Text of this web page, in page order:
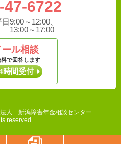
47-6722
9:00～12:00、
13:00～17:00
ル相談
で回答します
時間受付
人 新潟障害年金相談センター
reserved.